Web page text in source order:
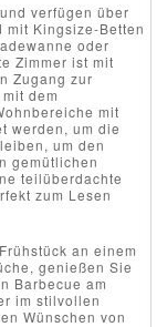
verfügen über
mit Kingsize-Betten
oder
Zimmer ist mit
Zugang zur
dem
mit
werden, um die
um den
gemütlichen
teilüberdachte
zum Lesen
an einem
genießen Sie
Barbecue am
im stilvollen
Wünschen von